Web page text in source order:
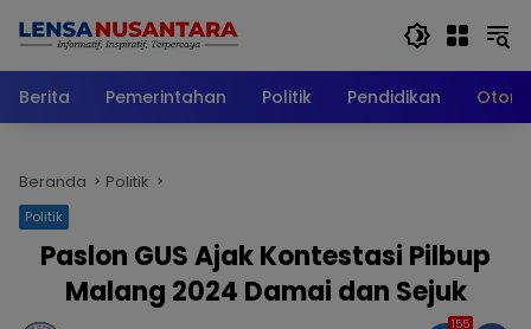
Berita
Pemerintahan Politik Pendidikan
Beranda Politik
Politik
Paslon GUS Ajak Kontestasi Pilbup
Malang 2024 Damai dan Sejuk
155